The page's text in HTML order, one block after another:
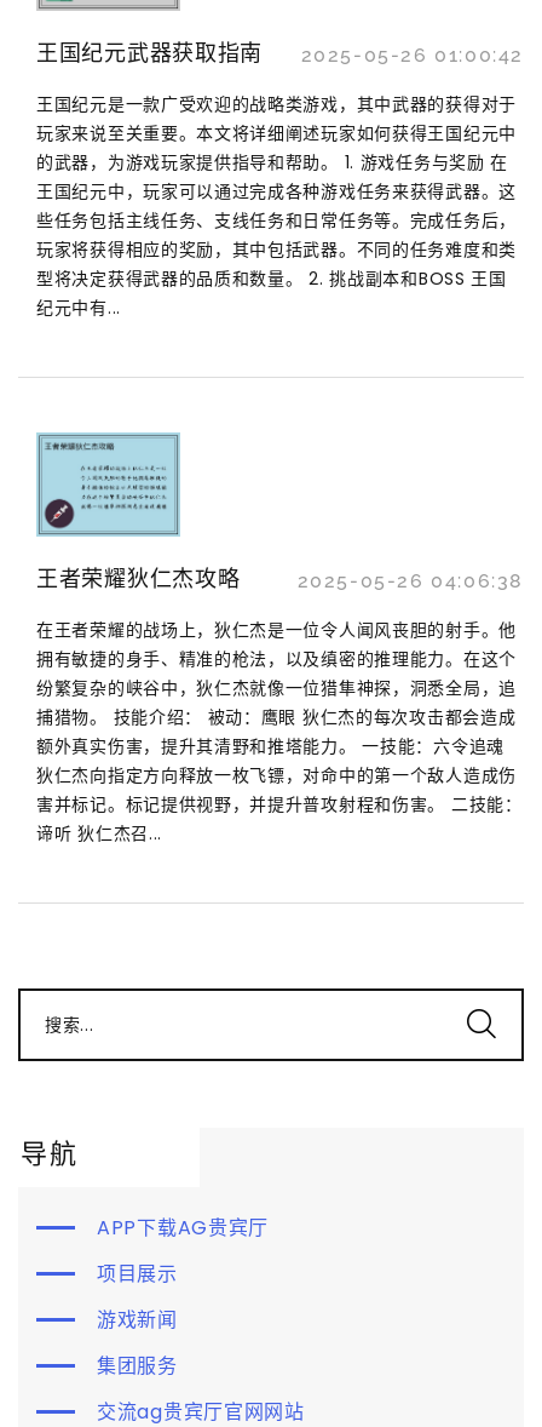
王国纪元武器获取指南 2025-05-26 01:00:42
王国纪元是一款广受欢迎的战略类游戏，其中武器的获得对于
玩家来说至关重要。本文将详细阐述玩家如何获得王国纪元中
的武器，为游戏玩家提供指导和帮助。 1. 游戏任务与奖励 在
王国纪元中，玩家可以通过完成各种游戏任务来获得武器。这
些任务包括主线任务、支线任务和日常任务等。完成任务后，
玩家将获得相应的奖励，其中包括武器。不同的任务难度和类
型将决定获得武器的品质和数量。 2. 挑战副本和BOSS 王国
纪元中有...
王者荣耀狄仁杰攻略 2025-05-26 04:06:38
在王者荣耀的战场上，狄仁杰是一位令人闻风丧胆的射手。他
拥有敏捷的身手、精准的枪法，以及缜密的推理能力。在这个
纷繁复杂的峡谷中，狄仁杰就像一位猎隼神探，洞悉全局，追
捕猎物。 技能介绍： 被动：鹰眼 狄仁杰的每次攻击都会造成
额外真实伤害，提升其清野和推塔能力。 一技能：六令追魂
狄仁杰向指定方向释放一枚飞镖，对命中的第一个敌人造成伤
害并标记。标记提供视野，并提升普攻射程和伤害。 二技能：
谛听 狄仁杰召...
搜索...
导航
APP下载AG贵宾厅
项目展示
游戏新闻
集团服务
交流ag贵宾厅官网网站